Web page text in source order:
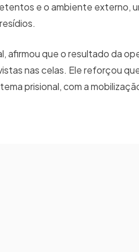
e o ambiente externo,
afirmou que o resultado da
nas celas. Ele reforçou
prisional, com a